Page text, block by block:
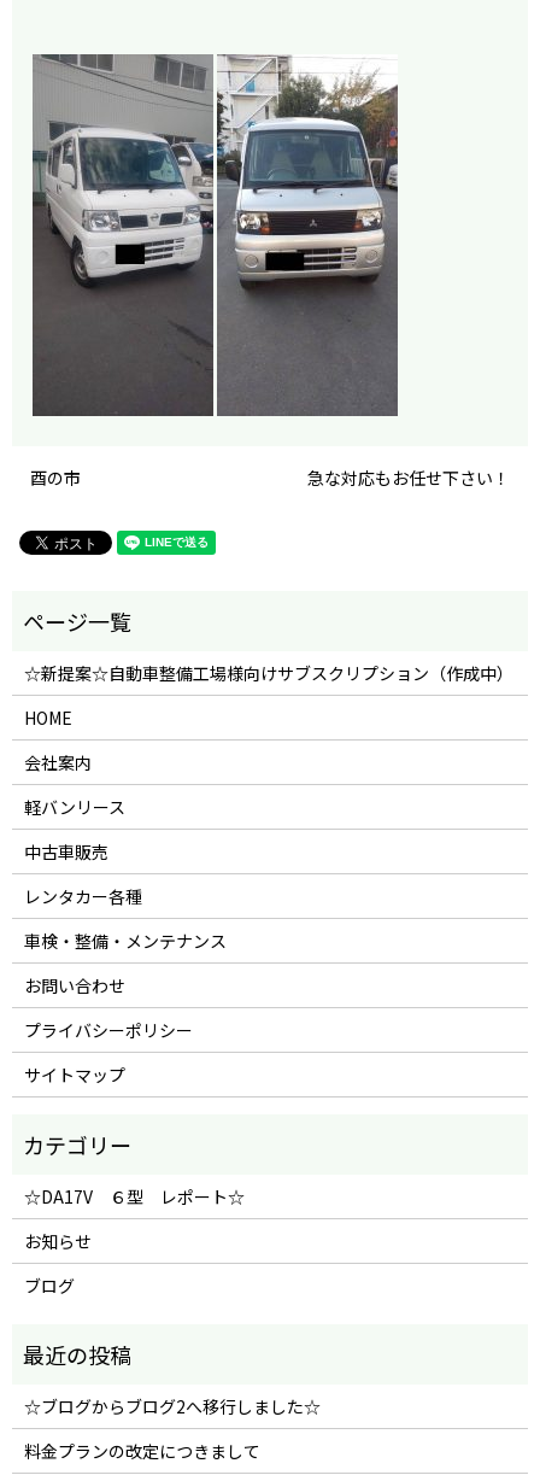
酉の市 急な対応もお任せ下さい！
☆新提案☆自動車整備工場様向けサブスクリプション（作成中）
HOME
会社案内
軽バンリース
中古車販売
レンタカー各種
車検・整備・メンテナンス
お問い合わせ
プライバシーポリシー
サイトマップ
☆DA17V ６型 レポート☆
お知らせ
ブログ
☆ブログからブログ2へ移行しました☆
料金プランの改定につきまして